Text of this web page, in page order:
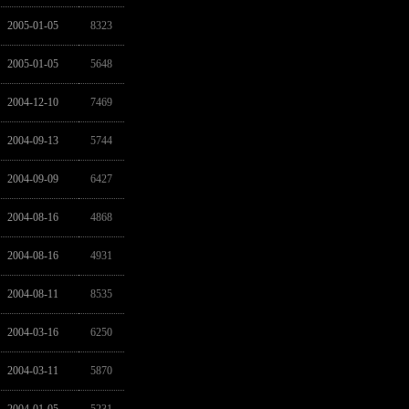
2005-01-05 8323
2005-01-05 5648
2004-12-10 7469
2004-09-13 5744
2004-09-09 6427
2004-08-16 4868
2004-08-16 4931
2004-08-11 8535
2004-03-16 6250
2004-03-11 5870